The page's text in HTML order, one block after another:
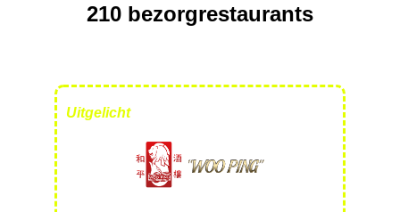
210 bezorgrestaurants
Uitgelicht